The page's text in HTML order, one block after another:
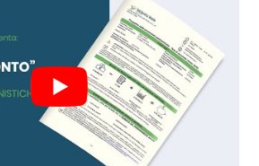
di continuare con
contributivo.
– presenta una
effettuatee i
, sia dalla data di
sia dello scorso anno.